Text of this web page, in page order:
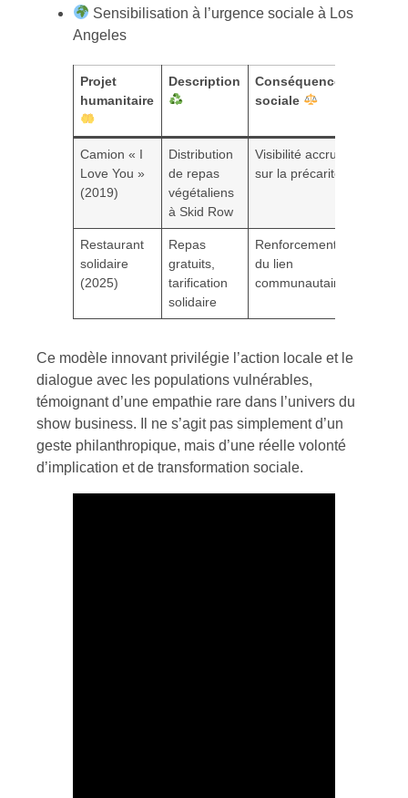
Sensibilisation à l’urgence sociale à Los
Angeles
Projet
humanitaire
Description
Conséquence
sociale
Camion « I
Love You »
(2019)
Distribution
de repas
végétaliens
à Skid Row
Visibilité accrue
sur la précarité
Restaurant
solidaire
(2025)
Repas
gratuits,
tarification
solidaire
Renforcement
du lien
communautaire
Ce modèle innovant privilégie l’action locale et le
dialogue avec les populations vulnérables,
témoignant d’une empathie rare dans l’univers du
show business. Il ne s’agit pas simplement d’un
geste philanthropique, mais d’une réelle volonté
d’implication et de transformation sociale.